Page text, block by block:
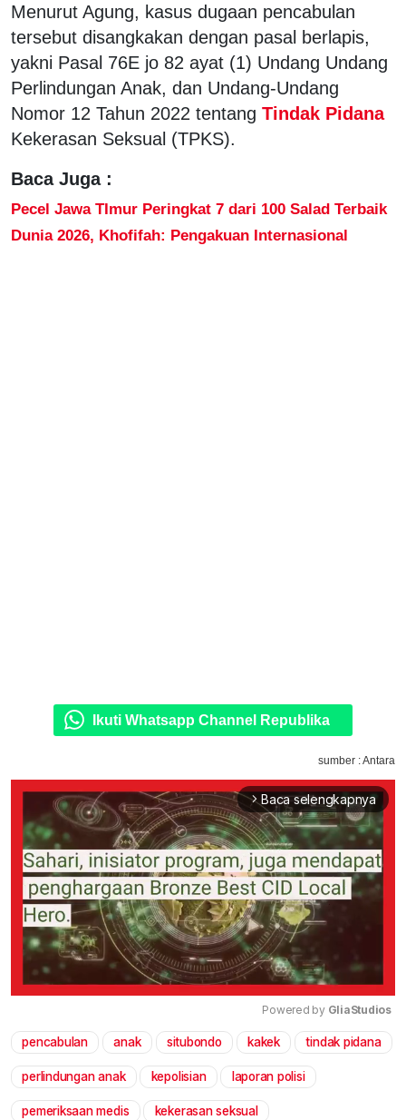
Menurut Agung, kasus dugaan pencabulan
tersebut disangkakan dengan pasal berlapis,
yakni Pasal 76E jo 82 ayat (1) Undang Undang
Perlindungan Anak, dan Undang-Undang
Nomor 12 Tahun 2022 tentang Tindak Pidana
Kekerasan Seksual (TPKS).
Baca Juga :
Pecel Jawa TImur Peringkat 7 dari 100 Salad Terbaik
Dunia 2026, Khofifah: Pengakuan Internasional
Ikuti Whatsapp Channel Republika
sumber : Antara
arrow_forward_ios Baca selengkapnya
Mute
Powered by GliaStudios
pencabulan anak situbondo kakek tindak pidana
perlindungan anak kepolisian laporan polisi
pemeriksaan medis kekerasan seksual